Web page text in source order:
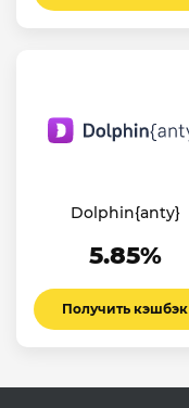
Dolphin{anty}
5.85%
Получить кэшбэк